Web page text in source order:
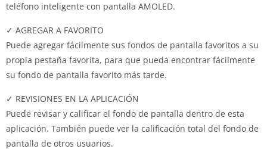
teléfono inteligente con pantalla AMOLED.
✓ AGREGAR A FAVORITO
Puede agregar fácilmente sus fondos de pantalla favoritos a su
propia pestaña favorita, para que pueda encontrar fácilmente
su fondo de pantalla favorito más tarde.
✓ REVISIONES EN LA APLICACIÓN
Puede revisar y calificar el fondo de pantalla dentro de esta
aplicación. También puede ver la calificación total del fondo de
pantalla de otros usuarios.